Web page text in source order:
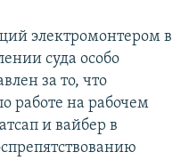
электромонтером в
суда особо
за то, что
работе на рабочем
и вайбер в